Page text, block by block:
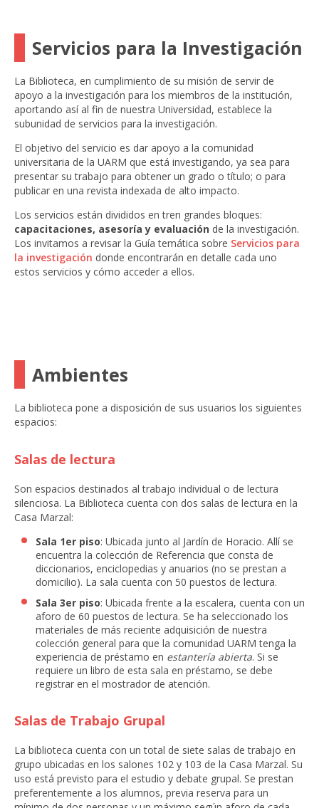
Servicios para la Investigación
La Biblioteca, en cumplimiento de su misión de servir de
apoyo a la investigación para los miembros de la institución,
aportando así al fin de nuestra Universidad, establece la
subunidad de servicios para la investigación.
El objetivo del servicio es dar apoyo a la comunidad
universitaria de la UARM que está investigando, ya sea para
presentar su trabajo para obtener un grado o título; o para
publicar en una revista indexada de alto impacto.
Los servicios están divididos en tren grandes bloques:
capacitaciones, asesoría y evaluación de la investigación.
Los invitamos a revisar la Guía temática sobre Servicios para
la investigación donde encontrarán en detalle cada uno
estos servicios y cómo acceder a ellos.
Ambientes
La biblioteca pone a disposición de sus usuarios los siguientes
espacios:
Salas de lectura
Son espacios destinados al trabajo individual o de lectura
silenciosa. La Biblioteca cuenta con dos salas de lectura en la
Casa Marzal:
Sala 1er piso: Ubicada junto al Jardín de Horacio. Allí se
encuentra la colección de Referencia que consta de
diccionarios, enciclopedias y anuarios (no se prestan a
domicilio). La sala cuenta con 50 puestos de lectura.
Sala 3er piso: Ubicada frente a la escalera, cuenta con un
aforo de 60 puestos de lectura. Se ha seleccionado los
materiales de más reciente adquisición de nuestra
colección general para que la comunidad UARM tenga la
experiencia de préstamo en estantería abierta. Si se
requiere un libro de esta sala en préstamo, se debe
registrar en el mostrador de atención.
Salas de Trabajo Grupal
La biblioteca cuenta con un total de siete salas de trabajo en
grupo ubicadas en los salones 102 y 103 de la Casa Marzal. Su
uso está previsto para el estudio y debate grupal. Se prestan
preferentemente a los alumnos, previa reserva para un